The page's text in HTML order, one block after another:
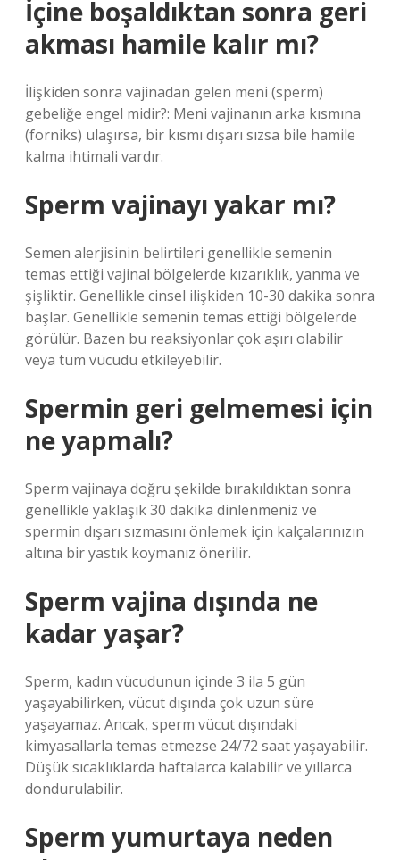
İçine boşaldıktan sonra geri
akması hamile kalır mı?
İlişkiden sonra vajinadan gelen meni (sperm)
gebeliğe engel midir?: Meni vajinanın arka kısmına
(forniks) ulaşırsa, bir kısmı dışarı sızsa bile hamile
kalma ihtimali vardır.
Sperm vajinayı yakar mı?
Semen alerjisinin belirtileri genellikle semenin
temas ettiği vajinal bölgelerde kızarıklık, yanma ve
şişliktir. Genellikle cinsel ilişkiden 10-30 dakika sonra
başlar. Genellikle semenin temas ettiği bölgelerde
görülür. Bazen bu reaksiyonlar çok aşırı olabilir
veya tüm vücudu etkileyebilir.
Spermin geri gelmemesi için
ne yapmalı?
Sperm vajinaya doğru şekilde bırakıldıktan sonra
genellikle yaklaşık 30 dakika dinlenmeniz ve
spermin dışarı sızmasını önlemek için kalçalarınızın
altına bir yastık koymanız önerilir.
Sperm vajina dışında ne
kadar yaşar?
Sperm, kadın vücudunun içinde 3 ila 5 gün
yaşayabilirken, vücut dışında çok uzun süre
yaşayamaz. Ancak, sperm vücut dışındaki
kimyasallarla temas etmezse 24/72 saat yaşayabilir.
Düşük sıcaklıklarda haftalarca kalabilir ve yıllarca
dondurulabilir.
Sperm yumurtaya neden